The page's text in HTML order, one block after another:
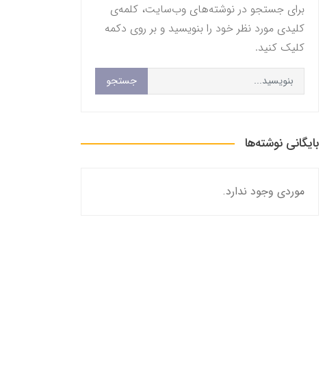
برای جستجو در نوشته‌های وب‌سایت، کلمه‌ی
کلیدی مورد نظر خود را بنویسید و بر روی دکمه
کلیک کنید.
جستجو
بایگانی نوشته‌ها
موردی وجود ندارد.